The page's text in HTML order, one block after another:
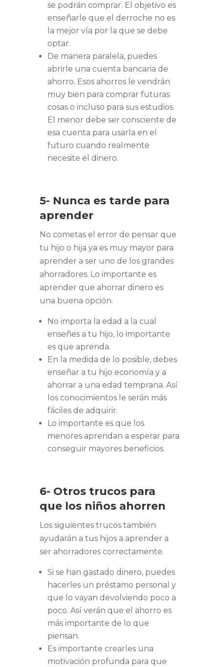
se podrán comprar. El objetivo es
enseñarle que el derroche no es
la mejor vía por la que se debe
optar.
De manera paralela, puedes
abrirle una cuenta bancaria de
ahorro. Esos ahorros le vendrán
muy bien para comprar futuras
cosas o incluso para sus estudios.
El menor debe ser consciente de
esa cuenta para usarla en el
futuro cuando realmente
necesite el dinero.
5- Nunca es tarde para
aprender
No cometas el error de pensar que
tu hijo o hija ya es muy mayor para
aprender a ser uno de los grandes
ahorradores. Lo importante es
aprender que ahorrar dinero es
una buena opción.
No importa la edad a la cual
enseñes a tu hijo, lo importante
es que aprenda.
En la medida de lo posible, debes
enseñar a tu hijo economía y a
ahorrar a una edad temprana. Así
los conocimientos le serán más
fáciles de adquirir.
Lo importante es que los
menores aprendan a esperar para
conseguir mayores beneficios.
6- Otros trucos para
que los niños ahorren
Los siguientes trucos también
ayudarán a tus hijos a aprender a
ser ahorradores correctamente.
Si se han gastado dinero, puedes
hacerles un préstamo personal y
que lo vayan devolviendo poco a
poco. Así verán que el ahorro es
más importante de lo que
piensan.
Es importante crearles una
motivación profunda para que